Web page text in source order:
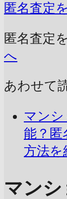
匿名査定
匿名査定
へ
あわせて
マン
能？匿
方法を
マン